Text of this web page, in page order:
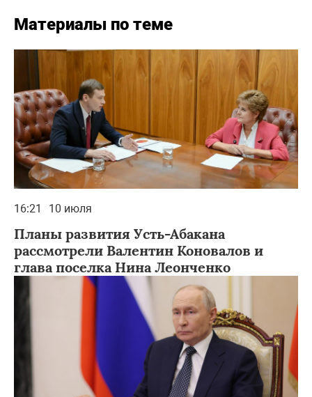
Материалы по теме
16:21 10 июля
Планы развития Усть-Абакана
рассмотрели Валентин Коновалов и
глава поселка Нина Леонченко